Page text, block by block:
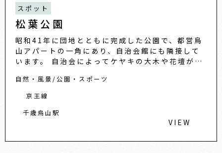
スポット
松葉公園
昭和41年に団地とともに完成した公園で、都営烏
山アパートの一角にあり、自治会館にも隣接して
います。 自治会によってケヤキの大木や花壇が大
自然・風景
公園・スポーツ
京王線
千歳烏山駅
VIEW